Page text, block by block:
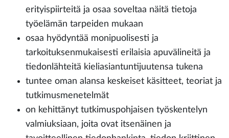
erityispiirteitä ja osaa soveltaa näitä tietoja
työelämän tarpeiden mukaan
osaa hyödyntää monipuolisesti ja
tarkoituksenmukaisesti erilaisia apuvälineitä ja
tiedonlähteitä kieliasiantuntijuutensa tukena
tuntee oman alansa keskeiset käsitteet, teoriat ja
tutkimusmenetelmät
on kehittänyt tutkimuspohjaisen työskentelyn
valmiuksiaan, joita ovat itsenäinen ja